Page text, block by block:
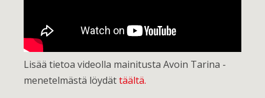
Lisää tietoa videolla mainitusta Avoin Tarina -
menetelmästä löydättäältä.